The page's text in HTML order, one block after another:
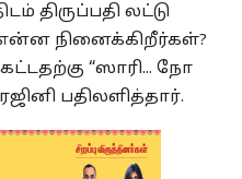
திருப்பதி லட்டு
என்ன நினைக்கிறீர்கள்?
“ஸாரி... நோ
பதிலளித்தார்.